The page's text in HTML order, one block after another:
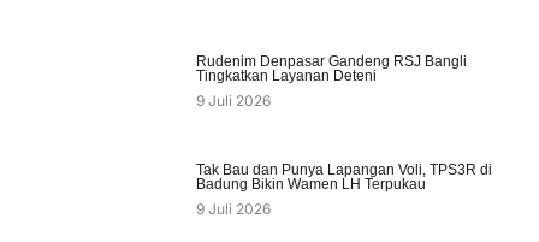
Rudenim Denpasar Gandeng RSJ Bangli
Tingkatkan Layanan Deteni
9 Juli 2026
Tak Bau dan Punya Lapangan Voli, TPS3R di
Badung Bikin Wamen LH Terpukau
9 Juli 2026